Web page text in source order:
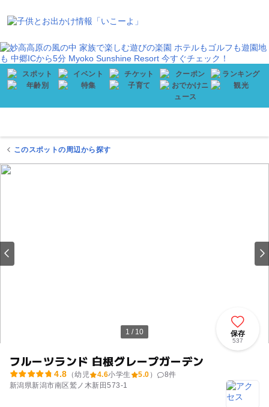
このスポットの周辺から探す
1 / 10
フルーツランド 白根グレープガーデン
4.8 （幼児 4.6小学生 5.0 ） 8件
新潟県新潟市南区鷲ノ木新田573-1
保存
537